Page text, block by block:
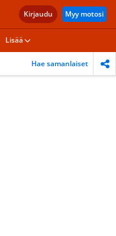
Kirjaudu Myy motosi
Lisää
Hae samanlaiset